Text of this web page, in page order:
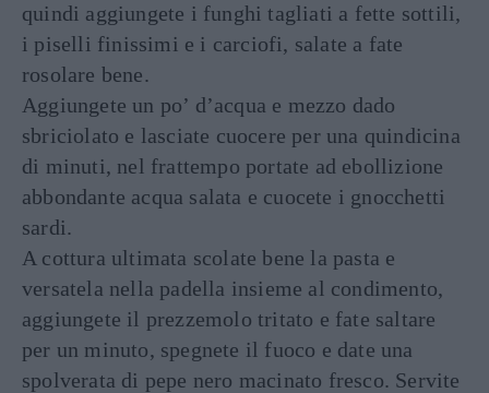
quindi aggiungete i funghi tagliati a fette sottili,
i piselli finissimi e i carciofi, salate a fate
rosolare bene.
Aggiungete un po’ d’acqua e mezzo dado
sbriciolato e lasciate cuocere per una quindicina
di minuti, nel frattempo portate ad ebollizione
abbondante acqua salata e cuocete i gnocchetti
sardi.
A cottura ultimata scolate bene la pasta e
versatela nella padella insieme al condimento,
aggiungete il prezzemolo tritato e fate saltare
per un minuto, spegnete il fuoco e date una
spolverata di pepe nero macinato fresco. Servite